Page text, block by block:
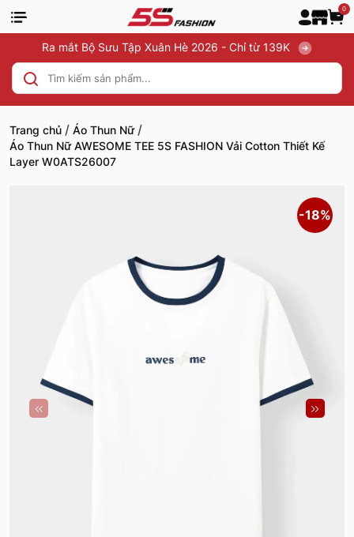
0
Ra mắt Bộ Sưu Tập Xuân Hè 2026 - Chỉ từ 139K
Trang chủ / Áo Thun Nữ /
Áo Thun Nữ AWESOME TEE 5S FASHION Vải Cotton Thiết Kế
Layer W0ATS26007
-18%